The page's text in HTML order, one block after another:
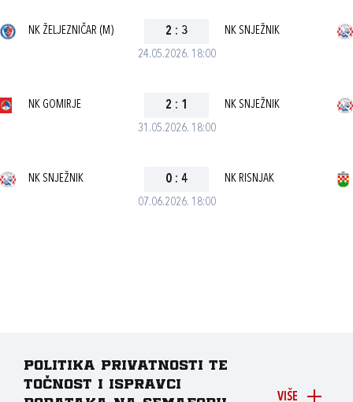
24.05.2026. 18:00
NK ŽELJEZNIČAR (M) 2 : 3 NK SNJEŽNIK
31.05.2026. 18:00
NK GOMIRJE 2 : 1 NK SNJEŽNIK
07.06.2026. 18:00
NK SNJEŽNIK 0 : 4 NK RISNJAK
VIŠE
Politika privatnosti te
točnost i ispravci